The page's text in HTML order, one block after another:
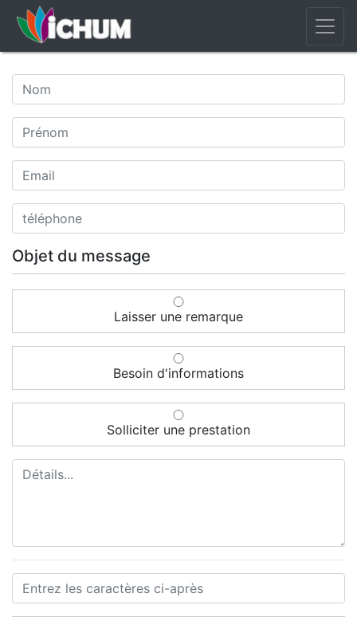
Objet du message
Laisser une remarque
Besoin d'informations
Solliciter une prestation